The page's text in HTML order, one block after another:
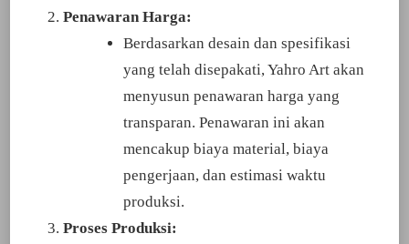
Penawaran Harga:
Berdasarkan desain dan spesifikasi
yang telah disepakati, Yahro Art akan
menyusun penawaran harga yang
transparan. Penawaran ini akan
mencakup biaya material, biaya
pengerjaan, dan estimasi waktu
produksi.
Proses Produksi: